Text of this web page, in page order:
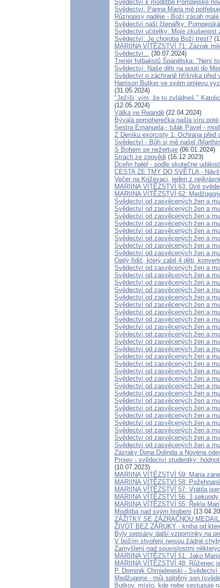
Svědectví k modlitbě Pompejské
Svědectví: Panna Maria mě
Různopisy naděje - Boží zásah
Svědectví naší čtenářky:
Svědectví učitelky: Moje zkušenost
Svědectví: Je choroba Boží trest?
MARIINA VÍTĚZSTVÍ 71: Zázrak
Svědectví... (30.07.2024)
Trenér fotbalistů Španělska: "Není
Svědectví: Naše děti na pouti do
Svědectví o záchraně hříšníka před
Harrison Butker ve svém projevu
(31.05.2024)
"Ježíši, vím, že to zvládneš."
(12.05.2024)
Válka ve Rwandě (22.04.2024)
Bývalá pornoherečka našla víru
Sestra Emanuela - tulák Pavel -
Z Deníku exorcisty 1: Ochrana před
Svědectví - Bůh si mě našel
S Bohem se nežertuje (06.01.2024)
Strach ze zpovědi (16.12.2023)
Dceřin haléř - podle skutečné
CESTA ZE TMY DO SVĚTLA -
Večer na Križevaci, jeden z
MARIINA VÍTĚZSTVÍ 63: Dvě
MARIINA VÍTĚZSTVÍ 62:
Svědectví od zasvěcených žen a
Svědectví od zasvěcených žen a
Svědectví od zasvěcených žen a
Svědectví od zasvěcených žen a
Svědectví od zasvěcených žen a
Svědectví od zasvěcených žen a
Svědectví od zasvěcených žen a
Svědectví od zasvěcených žen a
Opilý řidič, který zabil 4 děti,
Svědectví od zasvěcených žen a
Svědectví od zasvěcených žen a
Svědectví od zasvěcených žen a
Svědectví od zasvěcených žen a
Svědectví od zasvěcených žen a
Svědectví od zasvěcených žen a
Svědectví od zasvěcených žen a
Svědectví od zasvěcených žen a
Svědectví od zasvěcených žen a
Svědectví od zasvěcených žen a
Svědectví od zasvěcených žen a
Svědectví od zasvěcených žen a
Svědectví od zasvěcených žen a
Svědectví od zasvěcených žen a
Svědectví od zasvěcených žen a
Svědectví od zasvěcených žen a
Svědectví od zasvěcených žen a
Svědectví od zasvěcených žen a
Svědectví od zasvěcených žen a
Svědectví od zasvěcených žen a
Svědectví od zasvěcených žen a
Svědectví od zasvěcených žen a
Svědectví od zasvěcených žen a
Svědectví od zasvěcených žen a
Svědectví od zasvěcených žen a
Zázraky Dona Dolinda a Novéna
Projev - svědectví studentky:
(10.07.2023)
MARIINA VÍTĚZSTVÍ 59: Maria
MARIINA VÍTĚZSTVÍ 58:
MARIINA VÍTĚZSTVÍ 57: Vrátila
MARIINA VÍTĚZSTVÍ 56: 3
MARIINA VÍTĚZSTVÍ 55: Řekla
Modlitba nad svým hrobem
ZÁŽITKY SE ZÁZRAČNOU
ŽIVOT BEZ ZÁRUKY - kniha od
Byly sepsány další vzpomínky na
V božím stvoření nejsou žádné
Zamyšlení nad souvislostmi
MARIINA VÍTĚZSTVÍ 51: Jako
MARIINA VÍTĚZSTVÍ 48: Růženec
P. Dominik Chmielewski -
Medžugorje - můj splněný sen
Butkov, místo, kde nebe sestupuje